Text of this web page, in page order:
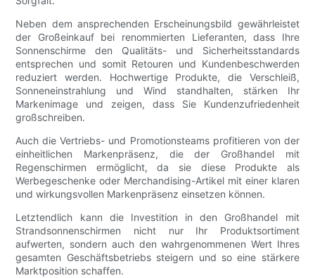
Neben dem ansprechenden Erscheinungsbild gewährleistet
der Großeinkauf bei renommierten Lieferanten, dass Ihre
Sonnenschirme den Qualitäts- und Sicherheitsstandards
entsprechen und somit Retouren und Kundenbeschwerden
reduziert werden. Hochwertige Produkte, die Verschleiß,
Sonneneinstrahlung und Wind standhalten, stärken Ihr
Markenimage und zeigen, dass Sie Kundenzufriedenheit
großschreiben.
Auch die Vertriebs- und Promotionsteams profitieren von der
einheitlichen Markenpräsenz, die der Großhandel mit
Regenschirmen ermöglicht, da sie diese Produkte als
Werbegeschenke oder Merchandising-Artikel mit einer klaren
und wirkungsvollen Markenpräsenz einsetzen können.
Letztendlich kann die Investition in den Großhandel mit
Strandsonnenschirmen nicht nur Ihr Produktsortiment
aufwerten, sondern auch den wahrgenommenen Wert Ihres
gesamten Geschäftsbetriebs steigern und so eine stärkere
Marktposition schaffen.